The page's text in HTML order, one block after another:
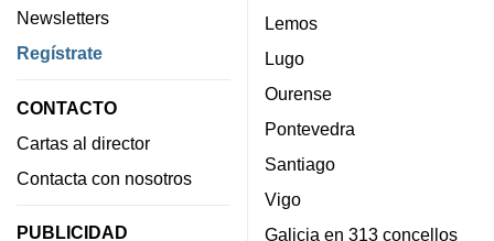
Newsletters
Regístrate
CONTACTO
Cartas al director
Contacta con nosotros
PUBLICIDAD
Lemos
Lugo
Ourense
Pontevedra
Santiago
Vigo
Galicia en 313 concellos